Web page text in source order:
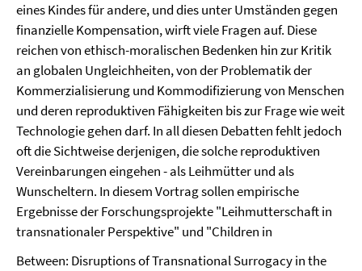
eines Kindes für andere, und dies unter Umständen gegen
finanzielle Kompensation, wirft viele Fragen auf. Diese
reichen von ethisch-moralischen Bedenken hin zur Kritik
an globalen Ungleichheiten, von der Problematik der
Kommerzialisierung und Kommodifizierung von Menschen
und deren reproduktiven Fähigkeiten bis zur Frage wie weit
Technologie gehen darf. In all diesen Debatten fehlt jedoch
oft die Sichtweise derjenigen, die solche reproduktiven
Vereinbarungen eingehen - als Leihmütter und als
Wunscheltern. In diesem Vortrag sollen empirische
Ergebnisse der Forschungsprojekte "Leihmutterschaft in
transnationaler Perspektive" und "Children in
Between: Disruptions of Transnational Surrogacy in the